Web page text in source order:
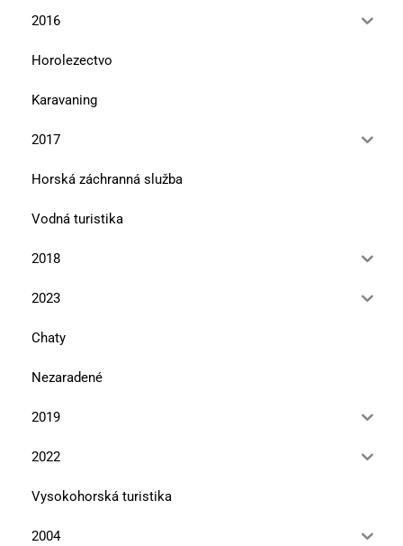
2016
Horolezectvo
Karavaning
2017
Horská záchranná služba
Vodná turistika
2018
2023
Chaty
Nezaradené
2019
2022
Vysokohorská turistika
2004